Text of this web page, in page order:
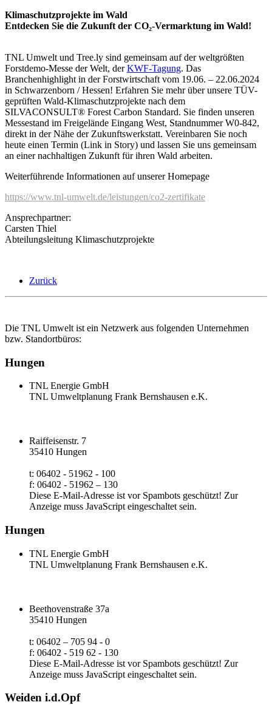
Klimaschutzprojekte im Wald
Entdecken Sie die Zukunft der CO₂-Vermarktung im Wald!
TNL Umwelt und Tree.ly sind gemeinsam auf der weltgrößten
Forstdemo-Messe der Welt, derKWF-Tagung. Das
Branchenhighlight in der Forstwirtschaft vom 19.06. – 22.06.2024
in Schwarzenborn / Hessen! Erfahren Sie mehr über unsere TÜV-
geprüften Wald-Klimaschutzprojekte nach dem
SILVACONSULT® Forest Carbon Standard. Sie finden unseren
Messestand im Freigelände Eingang West, Standnummer W0-842,
direkt in der Nähe der Zukunftswerkstatt. Vereinbaren Sie noch
heute einen Termin (Link in Story) und lassen Sie uns gemeinsam
an einer nachhaltigen Zukunft für ihren Wald arbeiten.
Weiterführende Informationen auf unserer Homepage
https://www.tnl-umwelt.de/leistungen/co2-zertifikate
Ansprechpartner:
Carsten Thiel
Abteilungsleitung Klimaschutzprojekte
Zurück
Die TNL Umwelt ist ein Netzwerk aus folgenden Unternehmen
bzw. Standortbüros:
Hungen
TNL Energie GmbH
TNL Umweltplanung Frank Bernshausen e.K.
Raiffeisenstr. 7
35410 Hungen
t: 06402 - 51962 - 100
f: 06402 - 51962 – 130
Diese E-Mail-Adresse ist vor Spambots geschützt! Zur
Anzeige muss JavaScript eingeschaltet sein.
Hungen
TNL Energie GmbH
TNL Umweltplanung Frank Bernshausen e.K.
Beethovenstraße 37a
35410 Hungen
t: 06402 – 705 94 - 0
f: 06402 - 519 62 - 130
Diese E-Mail-Adresse ist vor Spambots geschützt! Zur
Anzeige muss JavaScript eingeschaltet sein.
Weiden i.d.Opf